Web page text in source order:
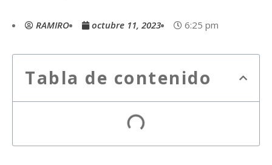
RAMIRO octubre 11, 2023 6:25 pm
Tabla de contenido